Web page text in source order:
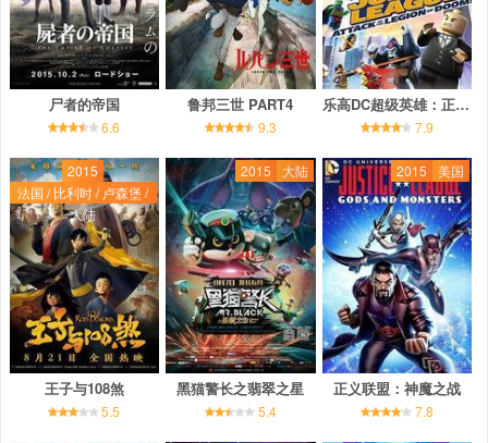
尸者的帝国
6.6
鲁邦三世 PART4
9.3
乐高DC超级英雄：正义联盟之末日军团的进攻
7.9
2015
法国 / 比利时 / 卢森堡 /
大陆
王子与108煞
5.5
2015 大陆
黑猫警长之翡翠之星
5.4
2015 美国
正义联盟：神魔之战
7.8